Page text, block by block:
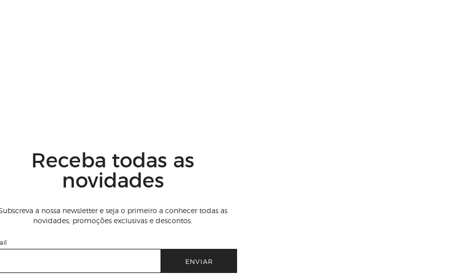
Receba todas as
novidades
a nossa newsletter e seja o primeiro a conhecer todas as
novidades, promoções exclusivas e descontos.
ENVIAR